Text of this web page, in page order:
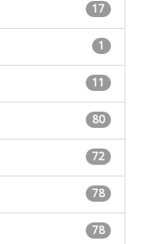
17
1
11
80
72
78
78